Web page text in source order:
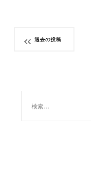
ー
ョ
過去の投稿